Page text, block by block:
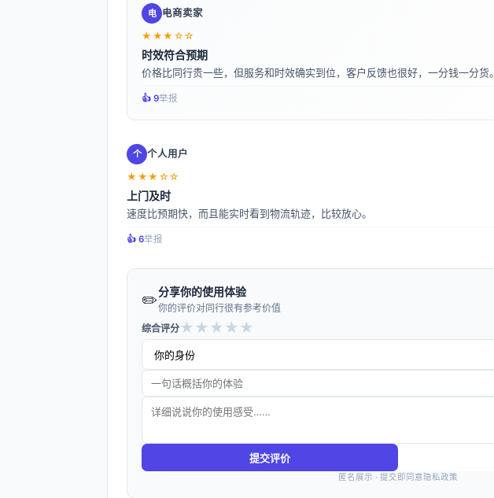
电 电商卖家
★★★☆☆
时效符合预期
价格比同行贵一些，但服务和时效确实到位，客户反馈也很好，一分钱一分货。
👍️ 9举报
个 个人用户
★★★☆☆
上门及时
速度比预期快，而且能实时看到物流轨迹，比较放心。
👍️ 6举报
✏️分享你的使用体验
你的评价对同行很有参考价值
综合评分★ ★ ★ ★ ★
提交评价
匿名展示 · 提交即同意隐私政策